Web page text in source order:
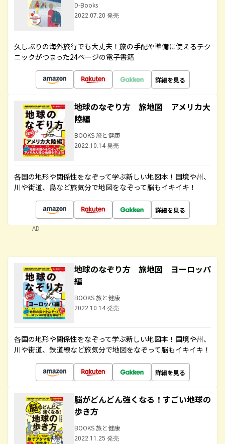
D-Books
2022.07.20 発売
久しぶりの海外旅行でも大丈夫！旅の手配や準備に使えるテク
ニックがつまった24ページの電子書籍
詳細を見る
地球のなぞり方 旅地図 アメリカ大
陸編
BOOKS 旅と健康
2022.10.14 発売
各国の地形や関係性をなぞって学ぶ新しい地図本！国境や州、
川や街道、島など旅気分で地図をなぞって脳もイキイキ！
詳細を見る
AD
地球のなぞり方 旅地図 ヨーロッパ
編
BOOKS 旅と健康
2022.10.14 発売
各国の地形や関係性をなぞって学ぶ新しい地図本！国境や州、
川や街道、鉄道線など旅気分で地図をなぞって脳もイキイキ！
詳細を見る
脳がどんどん強くなる！すごい地球の
歩き方
BOOKS 旅と健康
2022.11.25 発売